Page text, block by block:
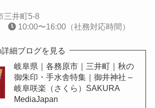
三井町5-8
10:00〜16:00（社務対応時間）
細ブログを見る
岐阜県｜各務原市｜三井町｜秋の
御朱印・手水舎特集｜御井神社 –
岐阜咲楽（さくら）SAKURA
MediaJapan